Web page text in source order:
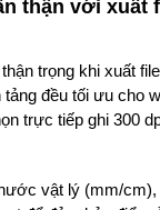
thận với xuất
trọng khi xuất file
đều tối ưu cho
trực tiếp ghi 300
vật lý (mm/cm),